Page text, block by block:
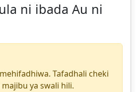
ni ibada Au ni
Tafadhali cheki
ya swali hili.